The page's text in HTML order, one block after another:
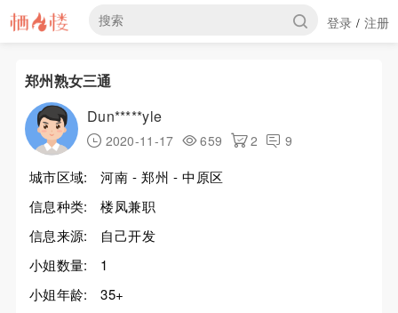
登录 / 注册
郑州熟女三通
Dun*****yle
2020-11-17 659 2 9
城市区域:
河南 - 郑州 - 中原区
信息种类:
楼凤兼职
信息来源:
自己开发
小姐数量:
1
小姐年龄:
35+